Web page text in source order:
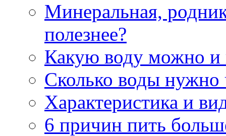
Минеральная,
полезнее?
Какую воду можно и
Сколько воды нужно
Характеристика и
6 причин пить